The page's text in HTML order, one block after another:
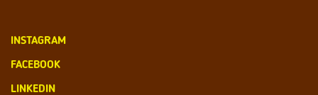
INSTAGRAM
FACEBOOK
LINKEDIN